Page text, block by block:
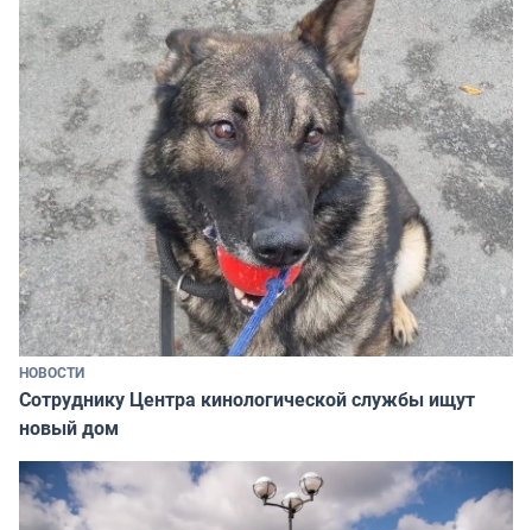
НОВОСТИ
Сотруднику Центра кинологической службы ищут
новый дом